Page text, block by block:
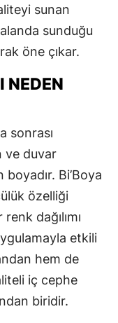
sunan
sunduğu
öne çıkar.
NEDEN
sonrası
ve duvar
Bi’Boya
özelliği
dağılımı
etkili
hem de
iç cephe
biridir.